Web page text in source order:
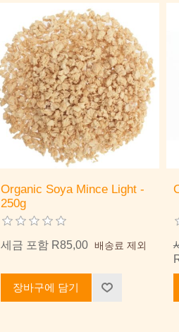
Organic Soya Mince Light -
250g
세금 포함 R85,00 배송료 제외
장바구에 담기